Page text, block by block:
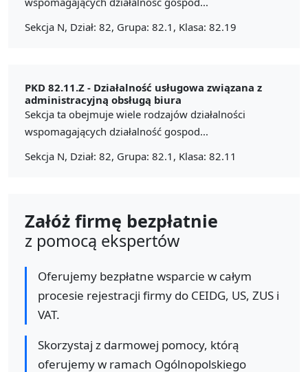
Sekcja N, Dział: 82, Grupa: 82.1, Klasa: 82.19
PKD 82.11.Z - Działalność usługowa związana z
administracyjną obsługą biura
Sekcja ta obejmuje wiele rodzajów działalności
wspomagających działalność gospod...
Sekcja N, Dział: 82, Grupa: 82.1, Klasa: 82.11
Załóż firmę bezpłatnie
z pomocą ekspertów
Oferujemy bezpłatne wsparcie w całym
procesie rejestracji firmy do CEIDG, US, ZUS i
VAT.
Skorzystaj z darmowej pomocy, którą
oferujemy w ramach Ogólnopolskiego